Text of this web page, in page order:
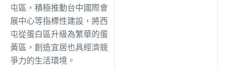
屯區，積極推動台中國際會
展中心等指標性建設，將西
屯從蛋白區升級為繁華的蛋
黃區，創造宜居也具經濟競
爭力的生活環境。